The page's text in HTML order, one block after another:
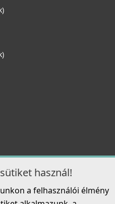
használ!
a felhasználói élmény